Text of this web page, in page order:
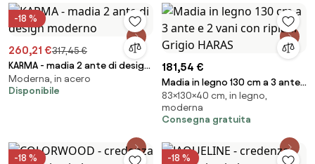
-18 %
260,21 €317,45 €
KARMA - madia 2 ante di design
moderno
Moderna, in acero
Disponibile
181,54 €
Madia in legno 130 cm a 3 ante
e 2 vani con ripiani Grigio HARAS
83×130×40 cm, in legno,
moderna
Consegna gratuita
-18 % -18 %